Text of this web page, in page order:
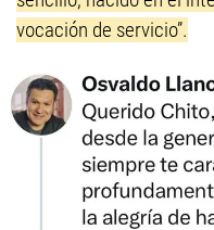
vocación de servicio”.